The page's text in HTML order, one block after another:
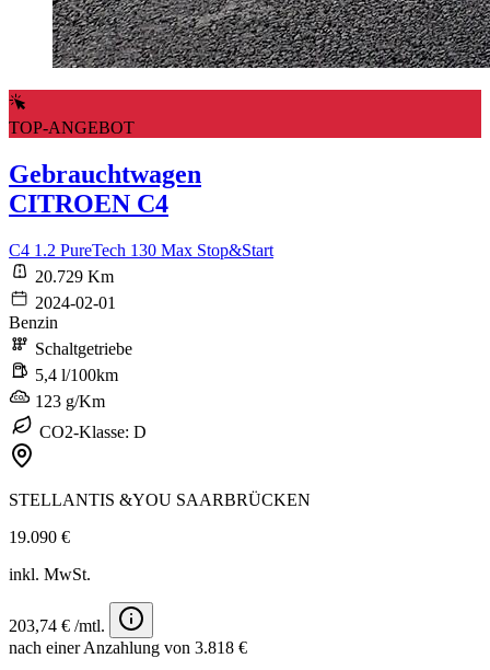
TOP-ANGEBOT
Gebrauchtwagen
CITROEN C4
C4 1.2 PureTech 130 Max Stop&Start
20.729 Km
2024-02-01
Benzin
Schaltgetriebe
5,4 l/100km
123 g/Km
CO2-Klasse: D
STELLANTIS &YOU SAARBRÜCKEN
19.090 €
inkl. MwSt.
203,74 € /mtl.
nach einer Anzahlung von 3.818 €